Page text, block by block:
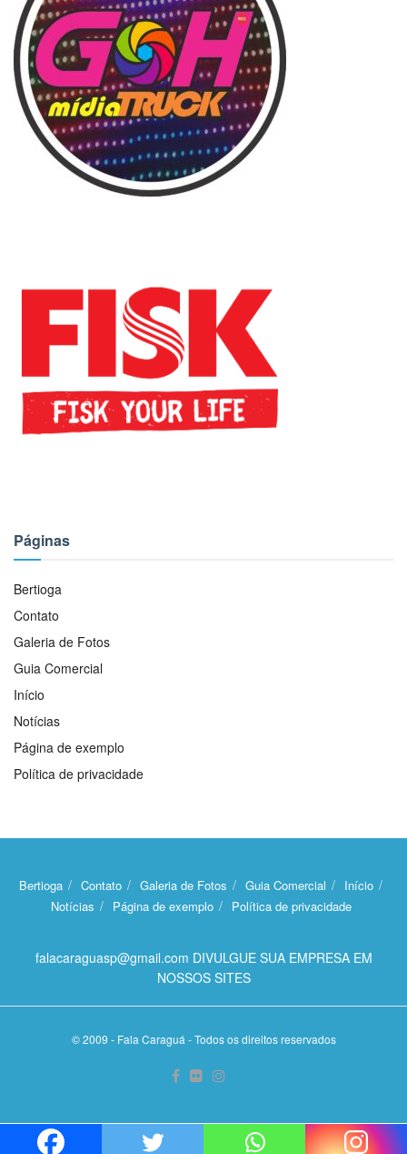
Páginas
Bertioga
Contato
Galeria de Fotos
Guia Comercial
Início
Notícias
Página de exemplo
Política de privacidade
Bertioga Contato Galeria de Fotos Guia Comercial
Início
Notícias
Página de exemplo Política de privacidade
falacaraguasp@gmail.com DIVULGUE SUA EMPRESA EM
NOSSOS SITES
© 2009 - Fala Caraguá - Todos os direitos reservados